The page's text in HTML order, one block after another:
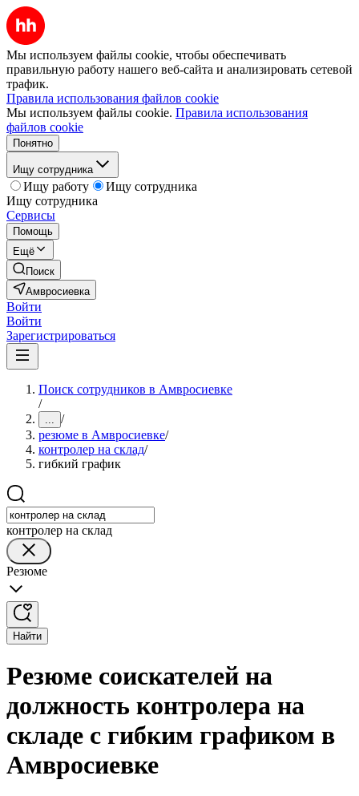
Мы используем файлы cookie, чтобы обеспечивать
правильную работу нашего веб-сайта и анализировать сетевой
трафик.
Правила использования файлов cookie
Мы используем файлы cookie. Правила использования
файлов cookie
Понятно
Ищу сотрудника
Ищу работу
Ищу сотрудника
Ищу сотрудника
Сервисы
Помощь
Ещё
Поиск
Амвросиевка
Войти
Войти
Зарегистрироваться
Поиск сотрудников в Амвросиевке
/
... /
резюме в Амвросиевке/
контролер на склад/
гибкий график
контролер на склад
Резюме
Найти
Резюме соискателей на
должность контролера на
складе с гибким графиком в
Амвросиевке